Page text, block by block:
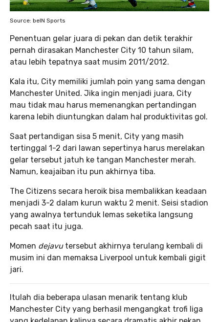
Source: beIN Sports
Penentuan gelar juara di pekan dan detik terakhir
pernah dirasakan Manchester City 10 tahun silam,
atau lebih tepatnya saat musim 2011/2012.
Kala itu, City memiliki jumlah poin yang sama dengan
Manchester United. Jika ingin menjadi juara, City
mau tidak mau harus memenangkan pertandingan
karena lebih diuntungkan dalam hal produktivitas gol.
Saat pertandigan sisa 5 menit, City yang masih
tertinggal 1-2 dari lawan sepertinya harus merelakan
gelar tersebut jatuh ke tangan Manchester merah.
Namun, keajaiban itu pun akhirnya tiba.
The Citizens secara heroik bisa membalikkan keadaan
menjadi 3-2 dalam kurun waktu 2 menit. Seisi stadion
yang awalnya tertunduk lemas seketika langsung
pecah saat itu juga.
Momen dejavutersebut akhirnya terulang kembali di
musim ini dan memaksa Liverpool untuk kembali gigit
jari.
Itulah dia beberapa ulasan menarik tentang klub
Manchester City yang berhasil mengangkat trofi liga